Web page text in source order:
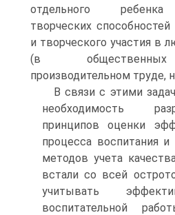
отдельного ребенка
творческих
и творческого участия в
(в общественных
производительном труде,
В связи с этими
необходимость
принципов оценки
процесса воспитания и
методов учета
встали со всей
учитывать
воспитательной